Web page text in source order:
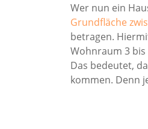
Wer nun ein
Grundfläche
betragen.
Wohnraum 3 bis
Das bedeutet,
kommen. Denn